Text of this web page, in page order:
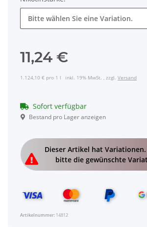
Bitte wählen Sie eine Variation.
11,24 €
1.124,10 € pro 1 l inkl. 19% MwSt. , zzgl. Versand
Sofort verfügbar
Bestand pro Lager anzeigen
Dieser Artikel hat Variationen.
bitte die gewünschte
Artikelnummer: 14812